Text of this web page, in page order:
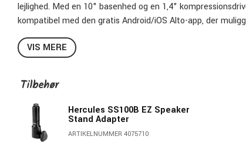
lejlighed. Med en 10" basenhed og en 1,4"
kompatibel med den gratis Android/iOS Alto-app, der
brugstilstand, brugerdefineret EQ og valg af Subwoofer-
konfigureres eksternt via appen for at spare tid under
TS4 har en integreret 3-kanals mixer med to Mic/Line-
XLR/TRS combo-jackstik og kan bruges med mikrofoner,
eller justering. TS4s indbyggede Bluetooth-forbindelse
True Wireless Stereo-funktionen kan du streame
VIS MERE
Tilbehør
Hercules SS100B EZ Speaker
Stand Adapter
ARTIKELNUMMER 4075710